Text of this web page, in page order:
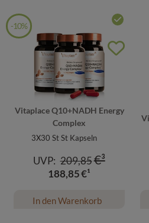
UVP: 209,85€³
188,85€¹
Vitaplace Q10+NADH Energy
Complex
3X30 StSt Kapseln
-10%
In den Warenkorb